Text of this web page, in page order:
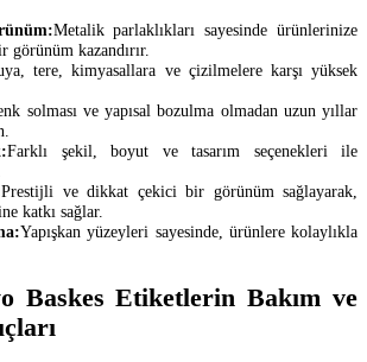
Metalik parlaklıkları sayesinde ürünlerinize
görünüm kazandırır.
tere, kimyasallara ve çizilmelere karşı yüksek
solması ve yapısal bozulma olmadan uzun yıllar
Farklı şekil, boyut ve tasarım seçenekleri ile
Prestijli ve dikkat çekici bir görünüm sağlayarak,
katkı sağlar.
Yapışkan yüzeyleri sayesinde, ürünlere kolaylıkla
Baskes Etiketlerin Bakım ve